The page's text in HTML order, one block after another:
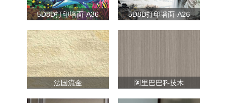
5D8D打印墙面-A36 5D8D打印墙面-A26
法国流金 阿里巴巴科技木